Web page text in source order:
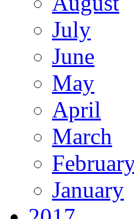
July
June
May
April
March
January